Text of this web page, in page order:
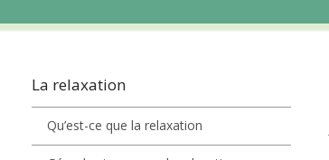
La relaxation
Qu’est-ce que la relaxation